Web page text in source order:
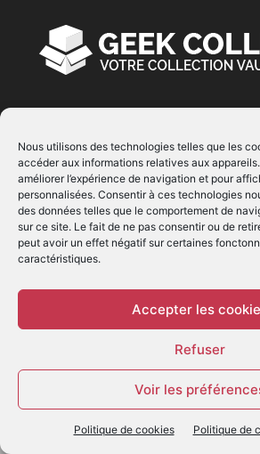
Nous utilisons des technologies telles que les
accéder aux informations relatives aux
améliorer l’expérience de navigation et pour
personnalisées. Consentir à ces technologies
des données telles que le comportement de
sur ce site. Le fait de ne pas consentir ou de
peut avoir un effet négatif sur certaines
caractéristiques.
Accepter les
Refuser
Voir les
Politique de cookies Politique de
© Copyright 2022 | Produit par
Réservés
SUIVEZ NOUS
© - Création :EIMAI